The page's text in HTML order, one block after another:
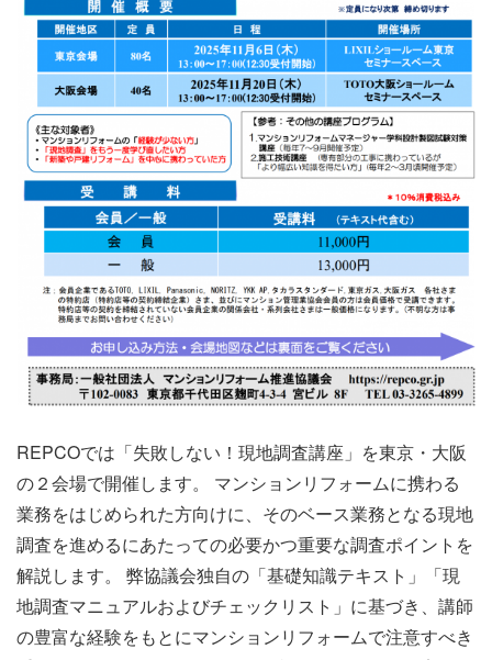
REPCOでは「失敗しない！現地調査講座」を東京・大阪
の２会場で開催します。 マンションリフォームに携わる
業務をはじめられた方向けに、そのベース業務となる現地
調査を進めるにあたっての必要かつ重要な調査ポイントを
解説します。 弊協議会独自の「基礎知識テキスト」「現
地調査マニュアルおよびチェックリスト」に基づき、講師
の豊富な経験をもとにマンションリフォームで注意すべき